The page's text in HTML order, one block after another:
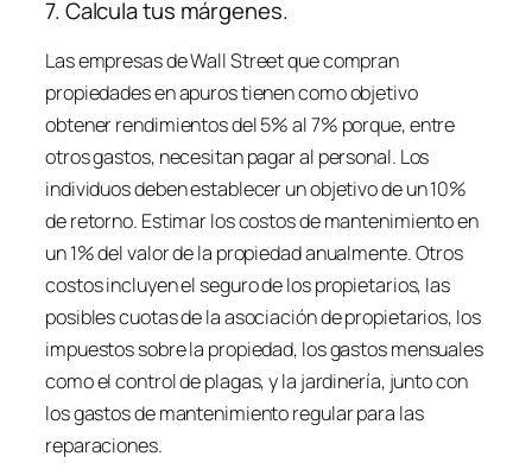
7. Calcula tus márgenes.
Las empresas de Wall Street que compran
propiedades en apuros tienen como objetivo
obtener rendimientos del 5% al 7% porque, entre
otros gastos, necesitan pagar al personal. Los
individuos deben establecer un objetivo de un 10%
de retorno. Estimar los costos de mantenimiento en
un 1% del valor de la propiedad anualmente. Otros
costos incluyen el seguro de los propietarios, las
posibles cuotas de la asociación de propietarios, los
impuestos sobre la propiedad, los gastos mensuales
como el control de plagas, y la jardinería, junto con
los gastos de mantenimiento regular para las
reparaciones.